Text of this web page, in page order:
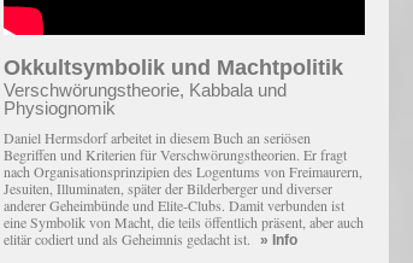
Okkultsymbolik und Machtpolitik
Verschwörungstheorie, Kabbala und
Physiognomik
Daniel Hermsdorf arbeitet in diesem Buch an seriösen
Begriffen und Kriterien für Verschwörungstheorien. Er fragt
nach Organisationsprinzipien des Logentums von Freimaurern,
Jesuiten, Illuminaten, später der Bilderberger und diverser
anderer Geheimbünde und Elite-Clubs. Damit verbunden ist
eine Symbolik von Macht, die teils öffentlich präsent, aber auch
elitär codiert und als Geheimnis gedacht ist. » Info